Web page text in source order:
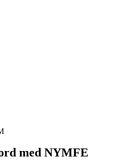
med NYMFE